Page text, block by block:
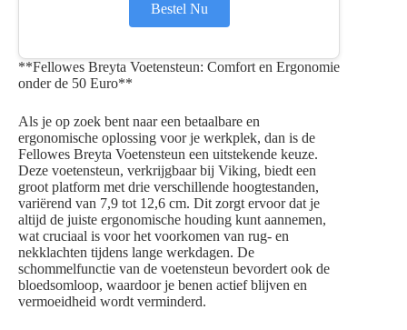
Bestel Nu
**Fellowes Breyta Voetensteun: Comfort en Ergonomie
onder de 50 Euro**
Als je op zoek bent naar een betaalbare en
ergonomische oplossing voor je werkplek, dan is de
Fellowes Breyta Voetensteun een uitstekende keuze.
Deze voetensteun, verkrijgbaar bij Viking, biedt een
groot platform met drie verschillende hoogtestanden,
variërend van 7,9 tot 12,6 cm. Dit zorgt ervoor dat je
altijd de juiste ergonomische houding kunt aannemen,
wat cruciaal is voor het voorkomen van rug- en
nekklachten tijdens lange werkdagen. De
schommelfunctie van de voetensteun bevordert ook de
bloedsomloop, waardoor je benen actief blijven en
vermoeidheid wordt verminderd.